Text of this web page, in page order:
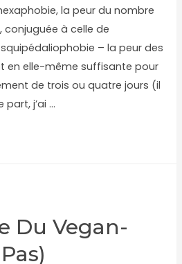
la peur du nombre
conjuguée à celle de
– la peur des
en elle-même suffisante pour
de trois ou quatre jours (il
part, j’ai …
Du Vegan-